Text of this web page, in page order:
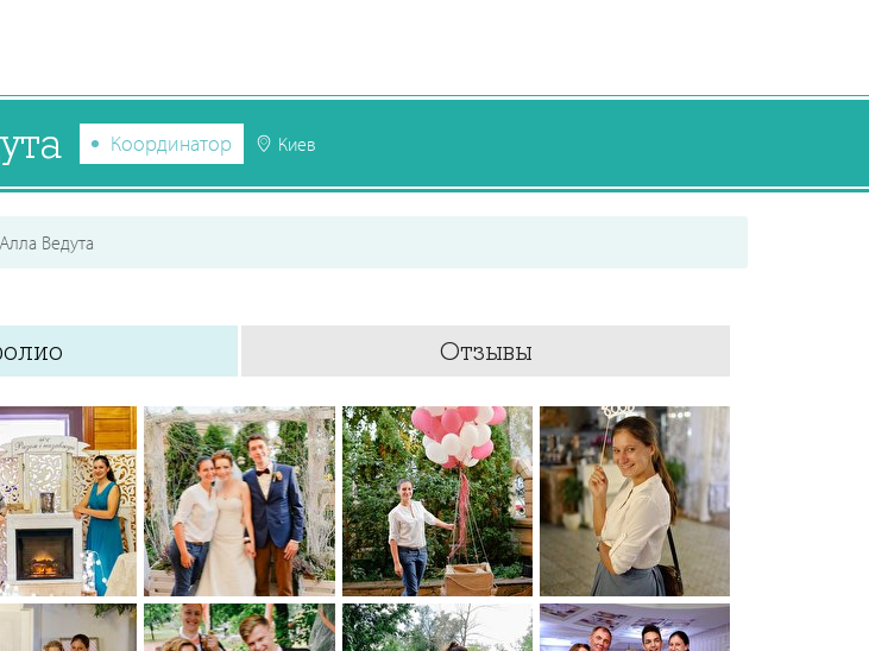
Координатор Киев
Алла Ведута
Отзывы
0 0 0 0 0 0 0 0